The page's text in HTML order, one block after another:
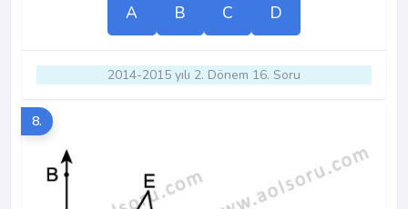
A B C D
2014-2015 yılı 2. Dönem 16. Soru
8.